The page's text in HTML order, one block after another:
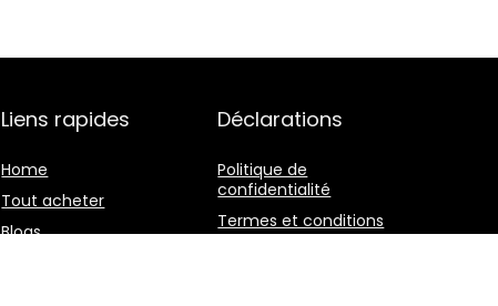
Liens rapides
Home
Tout acheter
Blogs
Déclarations
Politique de
confidentialité
Termes et conditions